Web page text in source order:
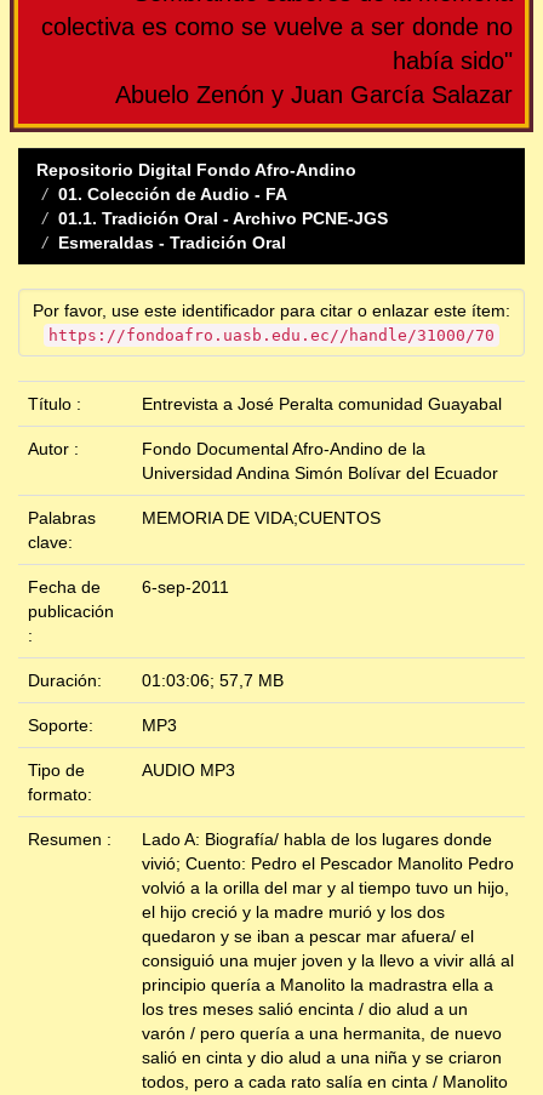
colectiva es como se vuelve a ser donde no
había sido"
Abuelo Zenón y Juan García Salazar
Repositorio Digital Fondo Afro-Andino
01. Colección de Audio - FA
01.1. Tradición Oral - Archivo PCNE-JGS
Esmeraldas - Tradición Oral
Por favor, use este identificador para citar o enlazar este ítem:
https://fondoafro.uasb.edu.ec//handle/31000/70
Título : Entrevista a José Peralta comunidad Guayabal
Autor :
Fondo Documental Afro-Andino de la
Universidad Andina Simón Bolívar del Ecuador
Palabras
clave:
MEMORIA DE VIDA;CUENTOS
Fecha de
publicación
:
6-sep-2011
Duración: 01:03:06; 57,7 MB
Soporte: MP3
Tipo de
formato:
AUDIO MP3
Resumen :
Lado A: Biografía/ habla de los lugares donde
vivió; Cuento: Pedro el Pescador Manolito Pedro
volvió a la orilla del mar y al tiempo tuvo un hijo,
el hijo creció y la madre murió y los dos
quedaron y se iban a pescar mar afuera/ el
consiguió una mujer joven y la llevo a vivir allá al
principio quería a Manolito la madrastra ella a
los tres meses salió encinta / dio alud a un
varón / pero quería a una hermanita, de nuevo
salió en cinta y dio alud a una niña y se criaron
todos, pero a cada rato salía en cinta / Manolito